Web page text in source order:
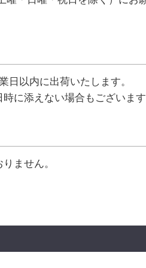
日以内に出荷いたします。
に添えない場合もございま
ません。